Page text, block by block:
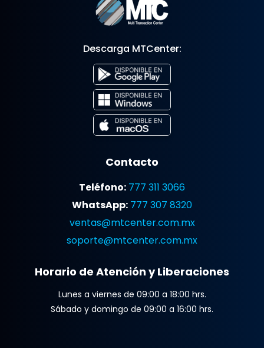
Descarga MTCenter:
Contacto
Teléfono: 777 311 3066
WhatsApp: 777 307 8320
ventas@mtcenter.com.mx
soporte@mtcenter.com.mx
Horario de Atención y Liberaciones
Lunes a viernes de 09:00 a 18:00 hrs.
Sábado y domingo de 09:00 a 16:00 hrs.